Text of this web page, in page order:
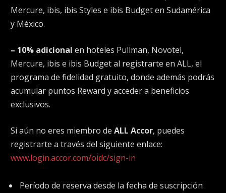
Mercure, ibis, ibis Styles e ibis Budget en Sudamérica
y México.
– 10% adicional en hoteles Pullman, Novotel,
Mercure, ibis e ibis Budget al registrarte en ALL, el
programa de fidelidad gratuito, donde además podrás
acumular puntos Reward y acceder a beneficios
exclusivos.
Si aún no eres miembro de ALL Accor, puedes
registrarte a través del siguiente enlace:
www.login.accor.com/oidc/sign-in
Período de reserva desde la fecha de suscripción